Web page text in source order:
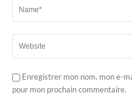
Enregistrer mon nom, mon e-
pour mon prochain commentaire.